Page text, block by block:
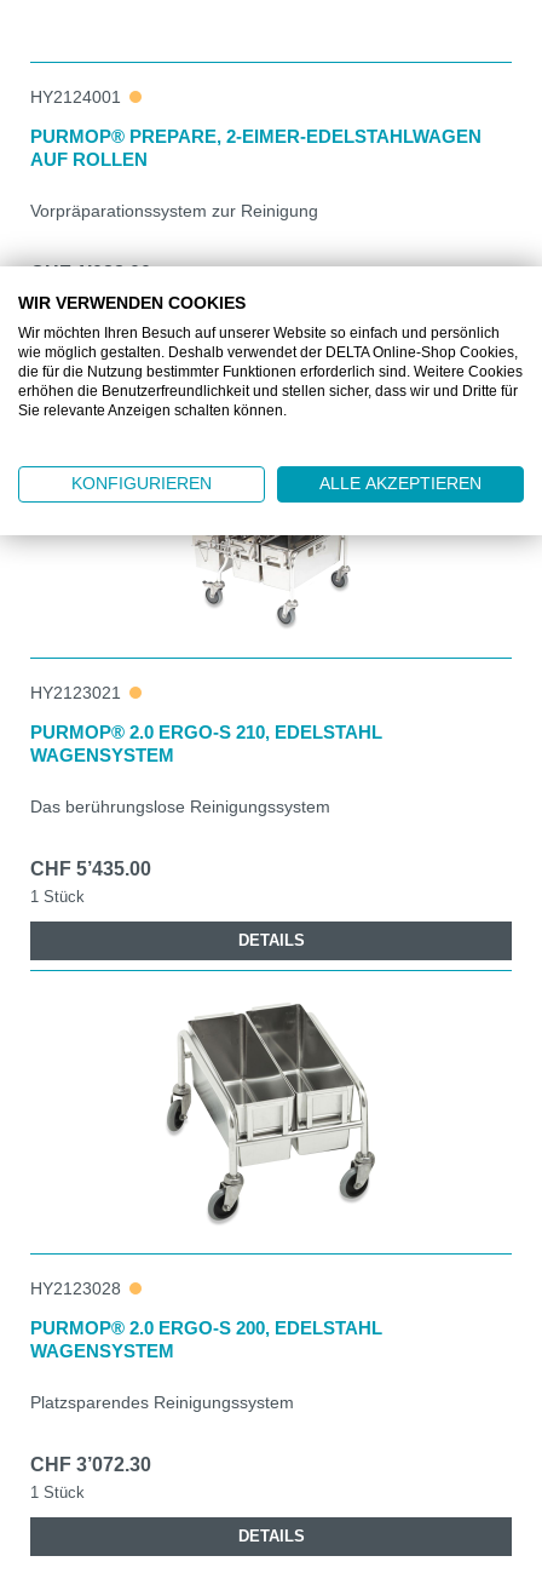
HY2124001
PURMOP® PREPARE, 2-EIMER-EDELSTAHLWAGEN
AUF ROLLEN
Vorpräparationssystem zur Reinigung
CHF 1’088.00
1 Stück
DETAILS
HY2123021
PURMOP® 2.0 ERGO-S 210, EDELSTAHL
WAGENSYSTEM
Das berührungslose Reinigungssystem
CHF 5’435.00
1 Stück
DETAILS
HY2123028
PURMOP® 2.0 ERGO-S 200, EDELSTAHL
WAGENSYSTEM
Platzsparendes Reinigungssystem
CHF 3’072.30
1 Stück
DETAILS
WIR VERWENDEN COOKIES
Wir möchten Ihren Besuch auf unserer Website so einfach und persönlich
wie möglich gestalten. Deshalb verwendet der DELTA Online-Shop Cookies,
die für die Nutzung bestimmter Funktionen erforderlich sind. Weitere Cookies
erhöhen die Benutzerfreundlichkeit und stellen sicher, dass wir und Dritte für
Sie relevante Anzeigen schalten können.
KONFIGURIEREN ALLE AKZEPTIEREN